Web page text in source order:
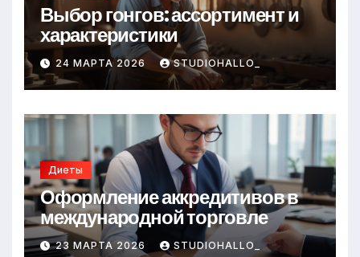
Выбор гонгов: ассортимент и
характеристики
24 МАРТА 2026 STUDIOHALLO_
Диеты
Оформление аккредитивов в
международной торговле
23 МАРТА 2026 STUDIOHALLO_